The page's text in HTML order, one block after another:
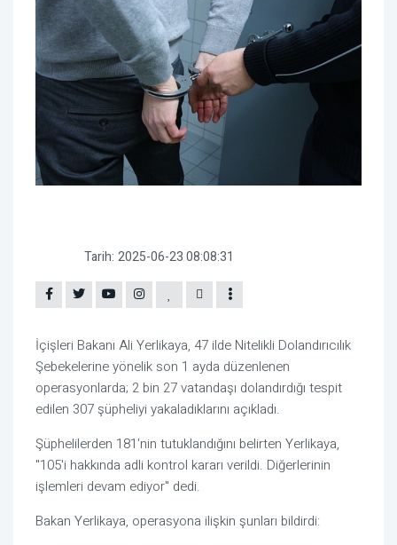
Tarih: 2025-06-23 08:08:31
İçişleri Bakanı Ali Yerlikaya, 47 ilde Nitelikli Dolandırıcılık
Şebekelerine yönelik son 1 ayda düzenlenen
operasyonlarda; 2 bin 27 vatandaşı dolandırdığı tespit
edilen 307 şüpheliyi yakaladıklarını açıkladı.
Şüphelilerden 181'nin tutuklandığını belirten Yerlikaya,
"105'i hakkında adli kontrol kararı verildi. Diğerlerinin
işlemleri devam ediyor" dedi.
Bakan Yerlikaya, operasyona ilişkin şunları bildirdi: